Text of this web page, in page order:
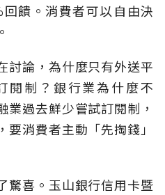
饋。消費者可以自由決
討論，為什麼只有外送平
閱制？銀行業為什麼不
業過去鮮少嘗試訂閱制，
消費者主動「先掏錢」
驚喜。玉山銀行信用卡暨